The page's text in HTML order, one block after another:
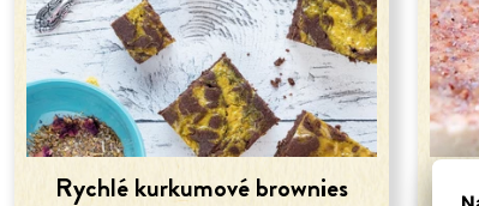
Rychlé kurkumové brownies